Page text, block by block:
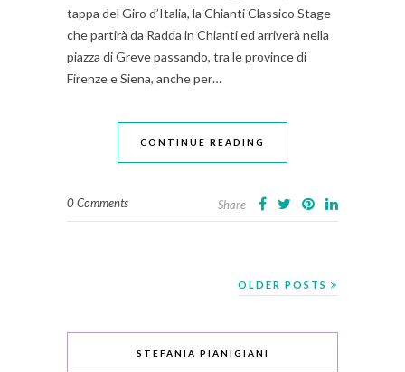
tappa del Giro d’Italia, la Chianti Classico Stage
che partirà da Radda in Chianti ed arriverà nella
piazza di Greve passando, tra le province di
Firenze e Siena, anche per…
CONTINUE READING
0 Comments Share
OLDER POSTS
STEFANIA PIANIGIANI